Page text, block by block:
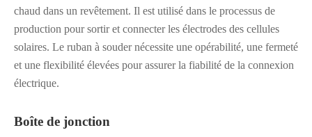
chaud dans un revêtement. Il est utilisé dans le processus de
production pour sortir et connecter les électrodes des cellules
solaires. Le ruban à souder nécessite une opérabilité, une fermeté
et une flexibilité élevées pour assurer la fiabilité de la connexion
électrique.
Boîte de jonction